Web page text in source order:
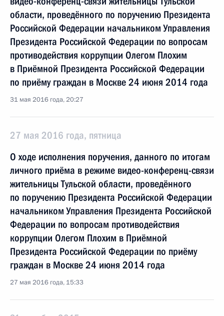
области, проведённого по поручению Президента
Российской Федерации начальником Управления
Президента Российской Федерации по вопросам
противодействия коррупции Олегом Плохим
в Приёмной Президента Российской Федерации
по приёму граждан в Москве 24 июня 2014 года
31 мая 2016 года, 20:27
27 мая 2016 года, пятница
О ходе исполнения поручения, данного по итогам
личного приёма в режиме видео-конференц-связи
жительницы Тульской области, проведённого
по поручению Президента Российской Федерации
начальником Управления Президента Российской
Федерации по вопросам противодействия
коррупции Олегом Плохим в Приёмной
Президента Российской Федерации по приёму
граждан в Москве 24 июня 2014 года
27 мая 2016 года, 15:33